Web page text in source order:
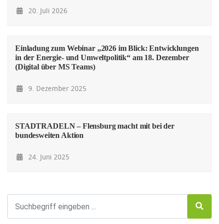
20. Juli 2026
Einladung zum Webinar „2026 im Blick: Entwicklungen
in der Energie- und Umweltpolitik“ am 18. Dezember
(Digital über MS Teams)
9. Dezember 2025
STADTRADELN – Flensburg macht mit bei der
bundesweiten Aktion
24. Juni 2025